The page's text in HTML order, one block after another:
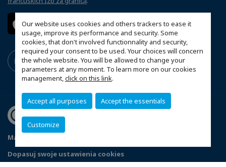
Our website uses cookies and others trackers to ease it
usage, improve its performance and security. Some
cookies, that don't involved functionnality and security,
required your consent to be used. Your choices will concern
the whole website. You will be allowed to change your
parameters at any moment. To learn more on our cookies
management,click on this link.
Accept all purposes Accept the essentials
Customize
Mapa witryny
Dopasuj swoje ustawienia cookies